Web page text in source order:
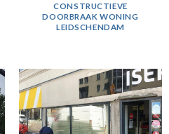
CONSTRUCTIEVE
DOORBRAAK WONING
LEIDSCHENDAM